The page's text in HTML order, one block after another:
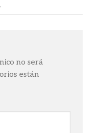
.
no será
están